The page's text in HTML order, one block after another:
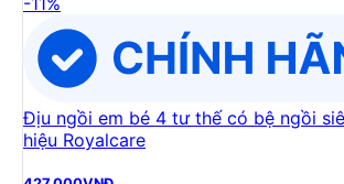
Địu ngồi em bé 4 tư thế có bệ ngồi
hiệu Royalcare